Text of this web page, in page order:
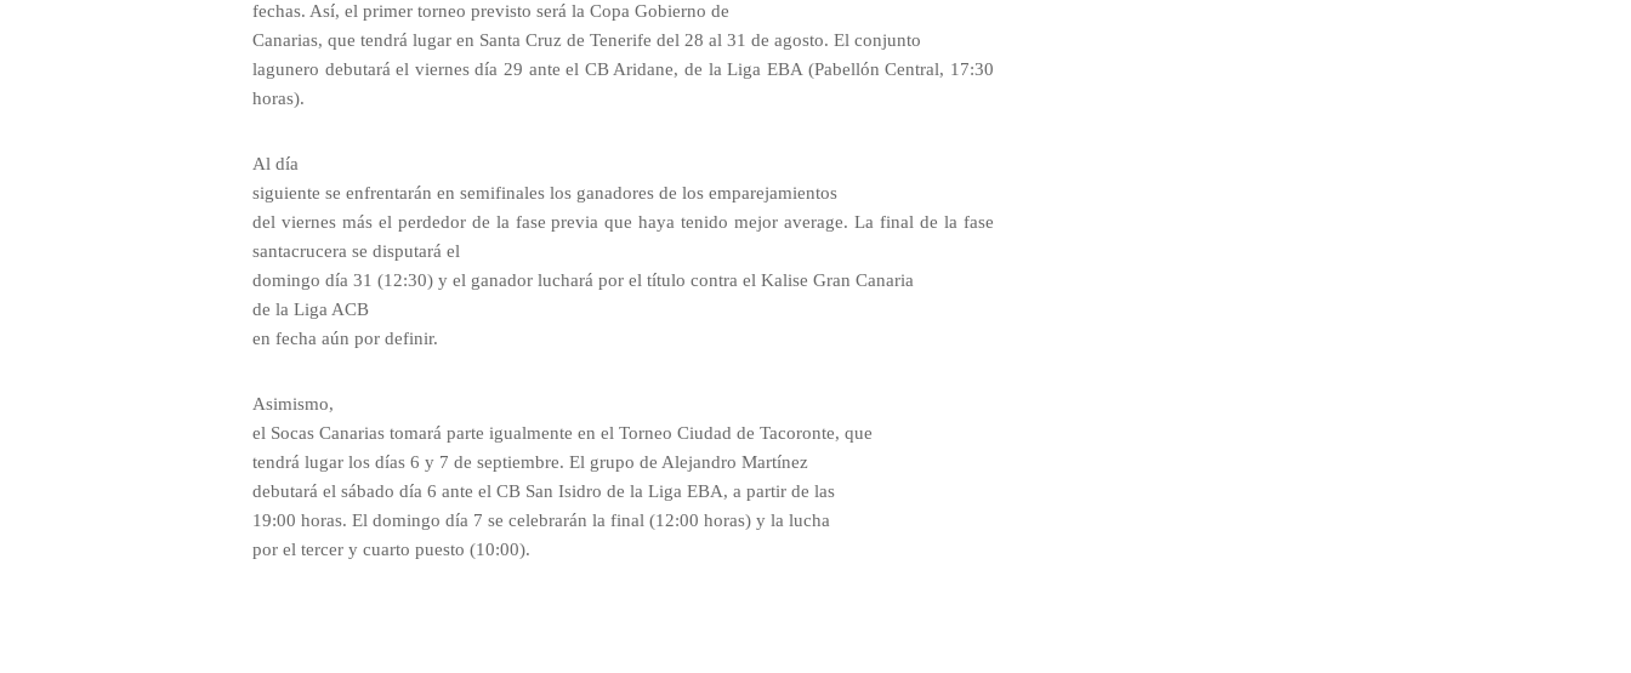
fechas. Así, el primer torneo previsto será la Copa Gobierno de
Canarias, que tendrá lugar en Santa Cruz de Tenerife del 28 al 31 de agosto. El conjunto
lagunero debutará el viernes día 29 ante el CB Aridane, de la Liga EBA (Pabellón Central, 17:30
horas).
Al día
siguiente se enfrentarán en semifinales los ganadores de los emparejamientos
del viernes más el perdedor de la fase previa que haya tenido mejor average.La final de la fase
santacrucera se disputará el
domingo día 31 (12:30) y el ganador luchará por el título contra el Kalise Gran Canaria
de la Liga ACB
en fecha aún por definir.
Asimismo,
el Socas Canarias tomará parte igualmente en el Torneo Ciudad de Tacoronte, que
tendrá lugar los días 6 y 7 de septiembre. El grupo de Alejandro Martínez
debutará el sábado día 6 ante el CB San Isidro de la Liga EBA, a partir de las
19:00 horas. El domingo día 7 se celebrarán la final (12:00 horas) y la lucha
por el tercer y cuarto puesto (10:00).